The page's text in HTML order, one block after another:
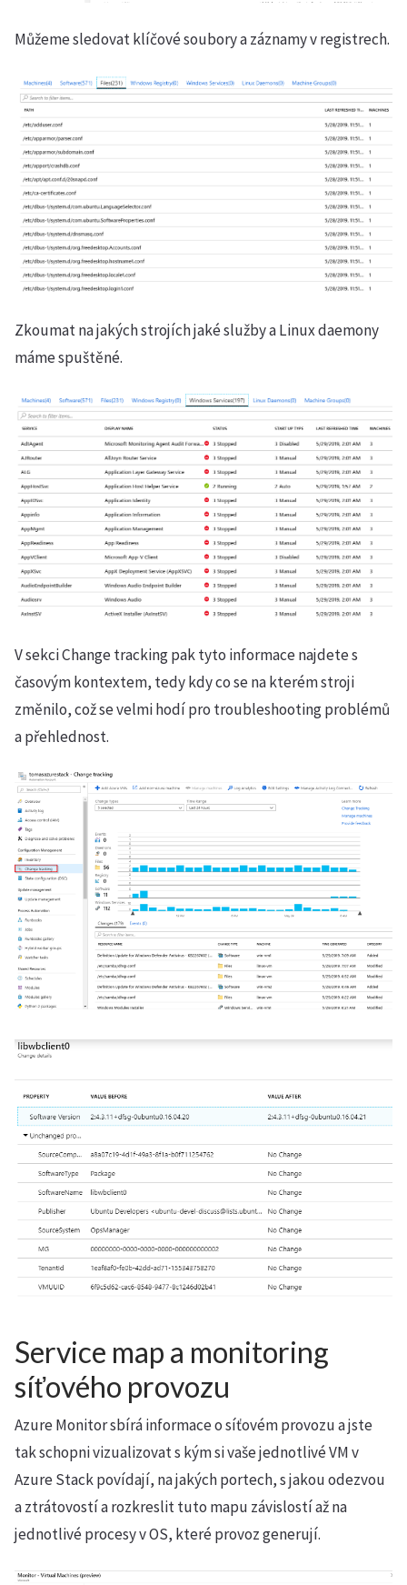
Můžeme sledovat klíčové soubory a záznamy v registrech.
Zkoumat na jakých strojích jaké služby a Linux daemony
máme spuštěné.
V sekci Change tracking pak tyto informace najdete s
časovým kontextem, tedy kdy co se na kterém stroji
změnilo, což se velmi hodí pro troubleshooting problémů
a přehlednost.
Service map a monitoring
síťového provozu
Azure Monitor sbírá informace o síťovém provozu a jste
tak schopni vizualizovat s kým si vaše jednotlivé VM v
Azure Stack povídají, na jakých portech, s jakou odezvou
a ztrátovostí a rozkreslit tuto mapu závislostí až na
jednotlivé procesy v OS, které provoz generují.